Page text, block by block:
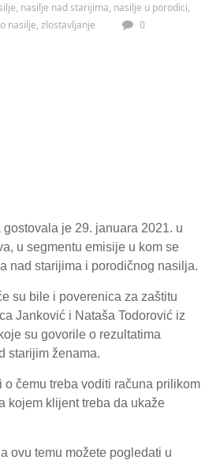
, nasilje nad starijima, nasilje u porodici,
nasilje,zlostavljanje
0
je 29. januara 2021. u
u segmentu emisije u kom se
nad starijima i porodičnog nasilja.
su bile i poverenica za zaštitu
Janković i Nataša Todorović iz
su govorile o rezultatima
starijim ženama.
o čemu treba voditi računa prilikom
kojem klijent treba da ukaže
ovu temu možete pogledati u